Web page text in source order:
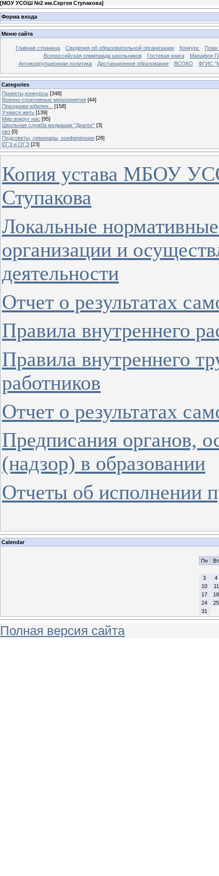
[МОУ УСОШ №2 им.Сергея Ступакова]
Форма входа
Меню сайта
Главная страница Сведения об образовательной организации Конкурс
Всероссийская олимпиада школьников
Гостевая книга
Марафон
Антикоррупционная политика
Дистанционное образование ВСОКО ФГИС
Categories
Проекты,конкурсы [348]
Военно-спортивные мероприятия [44]
Праздники,юбилеи...
[158]
Учимся жить [139]
Мир вокруг нас [95]
Школьная служба медиации "Диалог" [3]
овз [0]
Педсоветы, семинары, конференции [28]
ЕГЭ и ОГЭ [23]
Копия устава МБОУ
Ступакова
Локальные
организации и
деятельности
Отчет о результатах
Правила внутреннего
Правила внутреннего
работников
Отчет о результатах
Предписания органов,
(надзор) в образовании
Отчеты об исполнении
Calendar
Пн
Вт
3
4
10
11
17
18
24
25
31
Полная версия сайта